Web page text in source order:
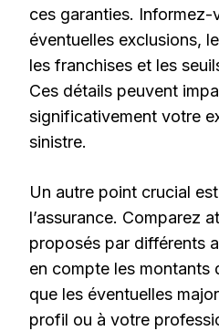
ces garanties. Informez-
éventuelles exclusions,
les franchises et les
Ces détails peuvent
significativement votre
sinistre.
Un autre point crucial
l’assurance. Comparez
proposés par différents
en compte les montants
que les éventuelles
profil ou à votre